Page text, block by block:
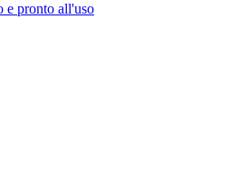
e pronto all'uso